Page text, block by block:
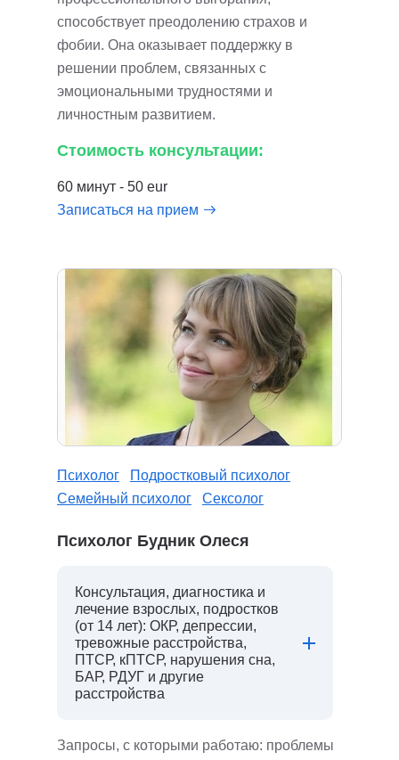
способствует преодолению страхов и
фобии. Она оказывает поддержку в
решении проблем, связанных с
эмоциональными трудностями и
личностным развитием.
Стоимость консультации:
60 минут - 50 eur
Записаться на прием
Психолог
Подростковый психолог
Семейный психолог
Сексолог
Психолог Будник Олеся
Консультация, диагностика и
лечение взрослых, подростков
(от 14 лет): ОКР, депрессии,
тревожные расстройства,
ПТСР, кПТСР, нарушения сна,
БАР, РДУГ и другие
расстройства
Запросы, с которыми работаю: проблемы